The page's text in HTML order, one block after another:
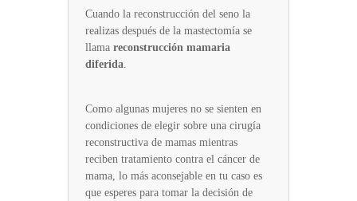
Cuando la reconstrucción del seno la
realizas después de la mastectomía se
llama reconstrucción mamaria ​
diferida
Como algunas mujeres no se sienten en
condiciones de elegir sobre una cirugía
reconstructiva de mamas mientras
reciben tratamiento contra el cáncer de
mama, lo más aconsejable en tu caso es
que esperes para tomar la decisión de